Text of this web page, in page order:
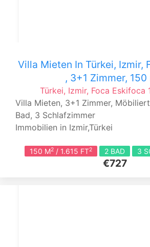
Villa Mieten In Türkei, Izmir,
, 3+1 Zimmer, 150
Türkei, Izmir, Foca Eskifoca
Villa Mieten, 3+1 Zimmer,
Bad, 3 Schlafzimmer
Immobilien in Izmir,Türkei
150 M2 / 1.615 FT2 2 BAD 3
€727